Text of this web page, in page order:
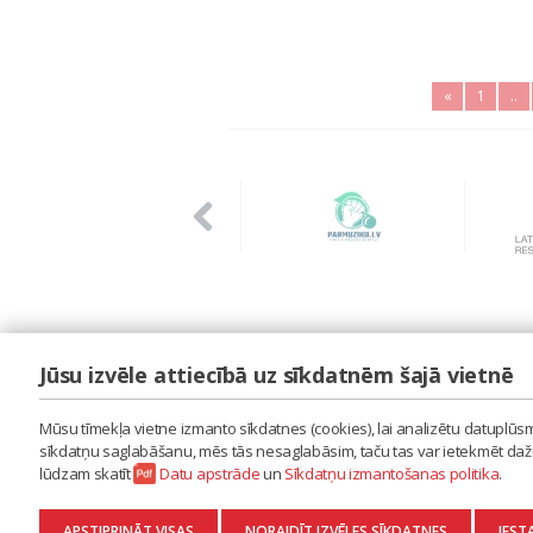
« 1 ..
LAIPA
ES RADU MŪZIKU
AKTUALITĀTES
KONTAKTI
SĪKDATŅU IZMANTOŠANAS POLITIKA
Jūsu izvēle attiecībā uz sīkdatnēm šajā vietnē
Mūsu tīmekļa vietne izmanto sīkdatnes (cookies), lai analizētu
sīkdatņu saglabāšanu, mēs tās nesaglabāsim, taču tas var ietekmēt
lūdzam skatīt
Datu apstrādeun Sīkdatņu izmantošanas politika.